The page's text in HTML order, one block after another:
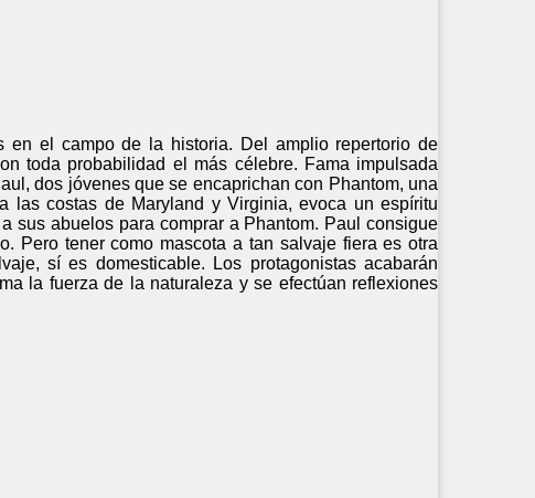
en el campo de la historia. Del amplio repertorio de
toda probabilidad el más célebre. Fama impulsada
dos jóvenes que se encaprichan con Phantom, una
las costas de Maryland y Virginia, evoca un espíritu
sus abuelos para comprar a Phantom. Paul consigue
Pero tener como mascota a tan salvaje fiera es otra
sí es domesticable. Los protagonistas acabarán
la fuerza de la naturaleza y se efectúan reflexiones